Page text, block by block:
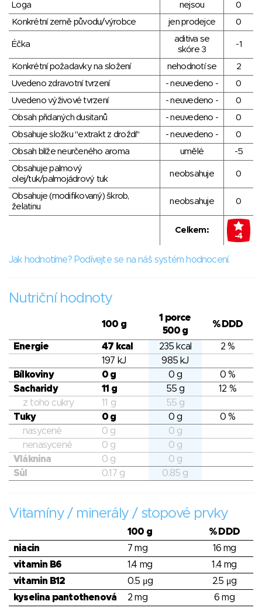
Loga
nejsou
0
Konkrétní země původu/výrobce
jen prodejce 0
Éčka
aditiva se
skóre 3
-1
Konkrétní požadavky na složení nehodnotí se
2
Uvedeno zdravotní tvrzení
- neuvedeno -
0
Uvedeno výživové tvrzení
- neuvedeno -
0
Obsah přidaných dusitanů
- neuvedeno -
0
Obsahuje složku "extrakt z droždí"
- neuvedeno -
0
Obsah blíže neurčeného aroma
umělé
-5
Obsahuje palmový
olej/tuk/palmojádrový tuk
neobsahuje 0
Obsahuje (modifikovaný) škrob,
želatinu
neobsahuje 0
Celkem:
-4
Jak hodnotíme? Podívejte se na náš systém hodnocení.
Nutriční hodnoty
100 g
1 porce
500 g
% DDD
Energie 47 kcal 235 kcal
2 %
197 kJ
985 kJ
Bílkoviny
0 g 0 g
0 %
Sacharidy
11 g 55 g
12 %
z toho cukry
11 g
55 g
Tuky
0 g 0 g
0 %
nasycené
0 g
0 g
nenasycené
0 g
0 g
Vláknina
0 g
0 g
Sůl
0.17 g 0.85 g
Vitamíny / minerály / stopové prvky
100 g
% DDD
niacin
7 mg
16 mg
vitamin B6
1.4 mg
1.4 mg
vitamin B12
0.5 μg
2.5 μg
kyselina pantothenová
2 mg 6 mg